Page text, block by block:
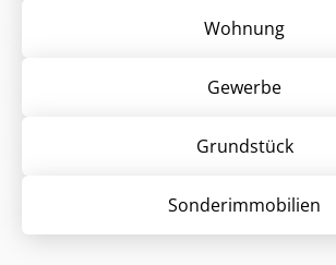
Wohnung
Gewerbe
Grund­stück
Sonder­immobilien